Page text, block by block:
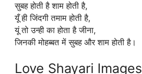
सुबह होती है शाम होती है,
यूँ ही जिंदगी तमाम होती है,
यूं तो उन्ही का होता है जीना,
जिनकी मोहब्बत में सुबह और शाम होती है।
Love Shayari Images